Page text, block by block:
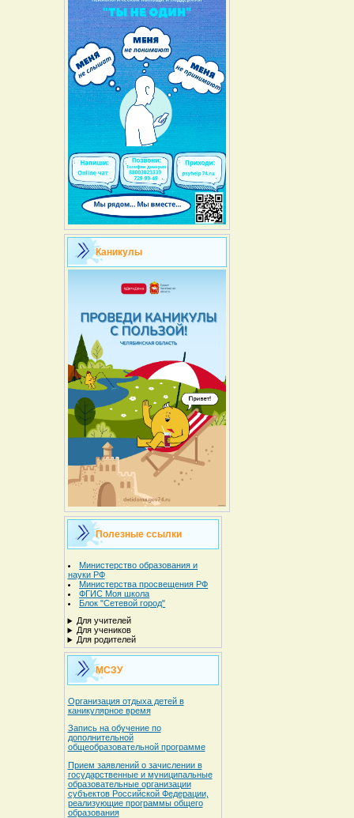
Каникулы
Полезные ссылки
Министерство образования и
науки РФ
Министерства просвещения РФ
ФГИС Моя школа
Блок "Сетевой город"
Для учителей
Для учеников
Для родителей
МСЗУ
Организация отдыха детей в
каникулярное время
Запись на обучение по
дополнительной
общеобразовательной программе
Прием заявлений о зачислении в
государственные и муниципальные
образовательные организации
субъектов Российской Федерации,
реализующие программы общего
образования